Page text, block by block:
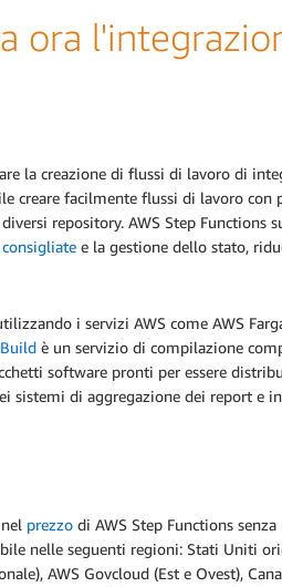
ora
la creazione di flussi di lavoro di
creare facilmente flussi di lavoro
repository. AWS Step Functions
e la gestione dello stato,
i servizi AWS come AWS
è un servizio di compilazione
software pronti per essere
sistemi di aggregazione dei report e
prezzo di AWS Step Functions
nelle seguenti regioni: Stati Uniti
AWS Govcloud (Est e Ovest),